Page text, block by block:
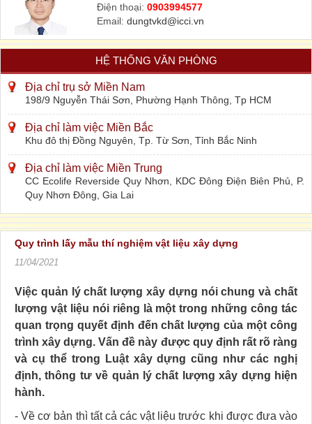
Điện thoại: 0903994577
Email: dungtvkd@icci.vn
HỆ THỐNG VĂN PHÒNG
Địa chỉ trụ sở Miền Nam
198/9 Nguyễn Thái Sơn, Phường Hạnh Thông, Tp HCM
Địa chỉ làm việc Miền Bắc
Khu đô thị Đồng Nguyên, Tp. Từ Sơn, Tỉnh Bắc Ninh
Địa chỉ làm việc Miền Trung
CC Ecolife Reverside Quy Nhơn, KDC Đông Điện Biên Phủ, P.
Quy Nhơn Đông, Gia Lai
Quy trình lấy mẫu thí nghiệm vật liệu xây dựng
11/04/2021
Việc quản lý chất lượng xây dựng nói chung và chất
lượng vật liệu nói riêng là một trong những công tác
quan trọng quyết định đến chất lượng của một công
trình xây dựng. Vấn đề này được quy định rất rõ ràng
và cụ thể trong Luật xây dựng cũng như các nghị
định, thông tư về quản lý chất lượng xây dựng hiện
hành.
- Về cơ bản thì tất cả các vật liệu trước khi được đưa vào